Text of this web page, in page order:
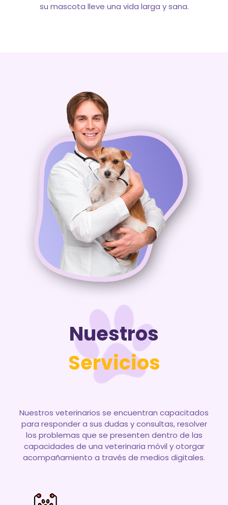
su mascota lleve una vida larga y sana.
Nuestros
Servicios
Nuestros veterinarios se encuentran capacitados
para responder a sus dudas y consultas, resolver
los problemas que se presenten dentro de las
capacidades de una veterinaria móvil y otorgar
acompañamiento a través de medios digitales.